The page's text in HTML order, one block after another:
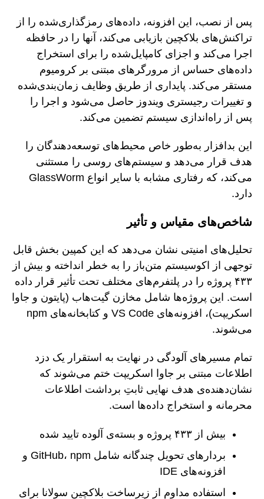
پس از نصب، این افزونه، داده‌های رمزگذاری‌شده را از
تراکنش‌های بلاکچین بازیابی می‌کند، آنها را در حافظه
اجرا می‌کند و اجزای کامپایل‌شده را برای استخراج
داده‌های حساس از مرورگرهای مبتنی بر کرومیوم
مستقر می‌کند. پایداری از طریق وظایف زمان‌بندی‌شده
و تغییرات رجیستری ویندوز حاصل می‌شود و اجرا را
پس از راه‌اندازی سیستم تضمین می‌کند.
این بدافزار به‌طور خاص محیط‌های توسعه‌دهندگان را
هدف قرار می‌دهد و سیستم‌های روسی را مستثنی
می‌کند، که رفتاری مشابه با سایر انواع GlassWorm
دارد.
شاخص‌های مقیاس و تأثیر
تحلیل‌های امنیتی نشان می‌دهد که این کمپین بخش قابل
توجهی از اکوسیستم متن‌باز را به خطر انداخته و بیش از
۴۳۳ پروژه را در پلتفرم‌های مختلف تحت تأثیر قرار داده
است. این پروژه‌ها شامل مخازن گیت‌هاب (پایتون و جاوا
اسکریپت)، افزونه‌های VS Code و کتابخانه‌های npm
می‌شوند.
تمام مسیرهای آلودگی در نهایت به استقرار یک دزد
اطلاعات مبتنی بر جاوا اسکریپت ختم می‌شوند که
نشان‌دهنده‌ی هدف نهایی ثابتِ برداشت اطلاعات
محرمانه و استخراج داده‌ها است.
بیش از ۴۳۳ پروژه و بسته‌ی آلوده تایید شده
بردارهای تحویل چندگانه شامل GitHub، npm و
افزونه‌های IDE
استفاده مداوم از زیرساخت بلاکچین سولانا برای